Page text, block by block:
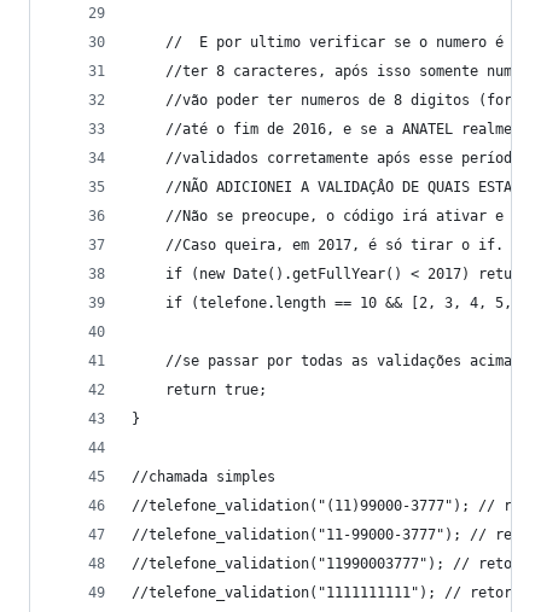
//  E por ultimo verificar se o numero é
//ter 8 caracteres, após isso somente
//vão poder ter numeros de 8 digitos (fora
//até o fim de 2016, e se a ANATEL
    //validados corretamente após esse período.
//NÃO ADICIONEI A VALIDAÇÂO DE QUAIS
//Não se preocupe, o código irá ativar e
    //Caso queira, em 2017, é só tirar o if.
if (new Date().getFullYear() < 2017) return
if (telefone.length == 10 && [2, 3, 4, 5,
//se passar por todas as validações acima,
    return true;
}
//chamada simples
//telefone_validation("(11)99000-3777"); //
//telefone_validation("11-99000-3777"); //
//telefone_validation("11990003777"); //
//telefone_validation("1111111111"); // retorna